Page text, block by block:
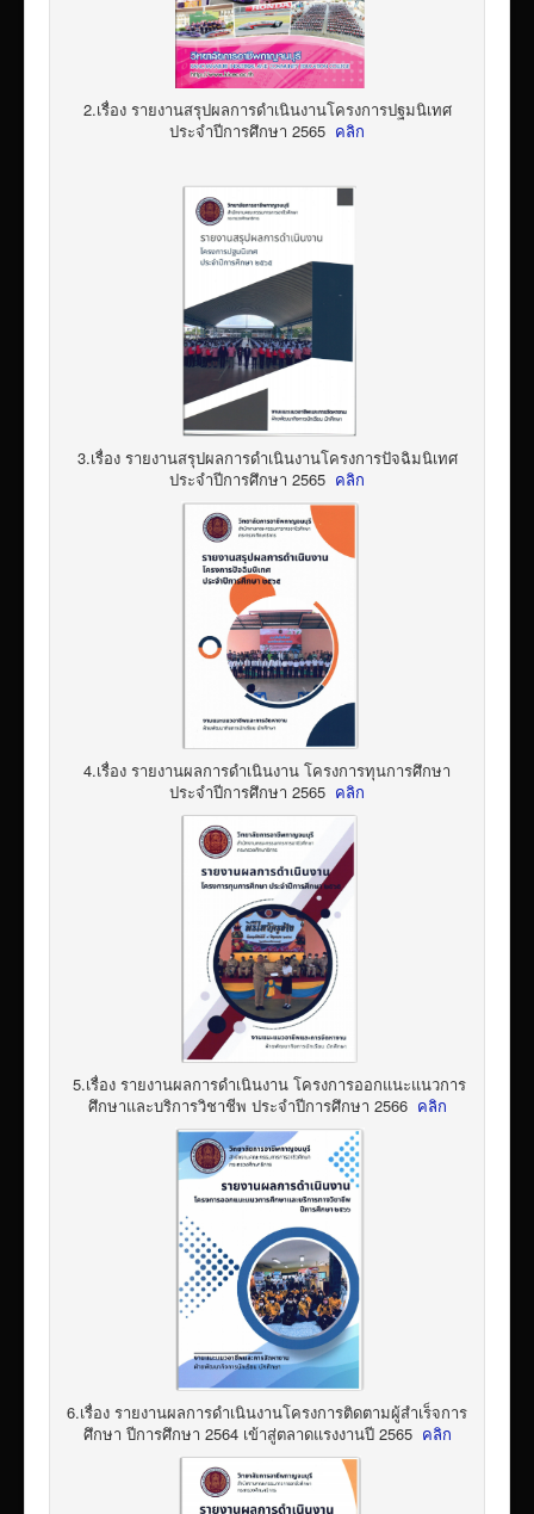
2.เรื่อง รายงานสรุปผลการดำเนินงานโครงการปฐมนิเทศ
ประจำปีการศึกษา 2565 คลิก
3.เรื่อง รายงานสรุปผลการดำเนินงานโครงการปัจฉิมนิเทศ
ประจำปีการศึกษา 2565 คลิก
4.เรื่อง รายงานผลการดำเนินงาน โครงการทุนการศึกษา
ประจำปีการศึกษา 2565 คลิก
5.เรื่อง รายงานผลการดำเนินงาน โครงการออกแนะแนวการ
ศึกษาและบริการวิชาชีพ ประจำปีการศึกษา 2566 คลิก
6.เรื่อง รายงานผลการดำเนินงานโครงการติดตามผู้สำเร็จการ
ศึกษา ปีการศึกษา 2564 เข้าสู่ตลาดแรงงานปี 2565 คลิก